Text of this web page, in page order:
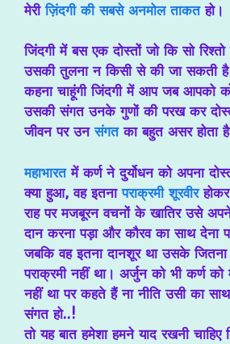
मेरीज़िंदगी की सबसे अनमोल ताकतहो।
जिंदगी में बस एक दोस्तों जो कि सो
उसकी तुलना न किसी से की जा सकती है
कहना चाहूंगी जिंदगी में आप जब आपको
उसकी संगत उनके गुणों की परख कर
जीवन पर उनसंगतका बहुत असर होता है
महाभारतमें कर्ण ने दुर्योधन को अपना
क्या हुआ, वह इतनापराक्रमी शूरवीर
राह पर मजबूरन वचनों के खातिर उसे
दान करना पड़ा और कौरव का साथ देना
जबकि वह इतना दानशूर था उसके जितना
पराक्रमी नहीं था। अर्जुन को भी कर्ण
नहीं था पर कहते हैं ना नीति उसी का
संगत हो..!
तो यह बात हमेशा हमने याद रखनी चाहिए